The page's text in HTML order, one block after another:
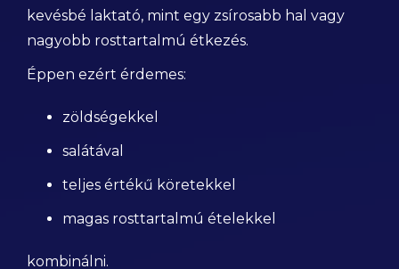
kevésbé laktató, mint egy zsírosabb hal vagy
nagyobb rosttartalmú étkezés.
Éppen ezért érdemes:
zöldségekkel
salátával
teljes értékű köretekkel
magas rosttartalmú ételekkel
kombinálni.